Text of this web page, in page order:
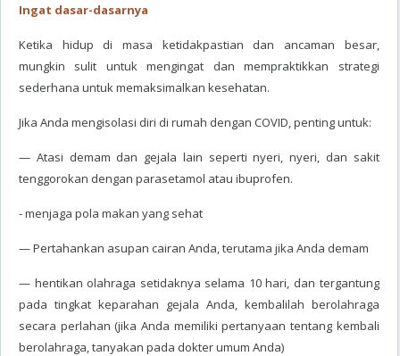
Ingat dasar-dasarnya
Ketika hidup di masa ketidakpastian dan ancaman besar,
mungkin sulit untuk mengingat dan mempraktikkan strategi
sederhana untuk memaksimalkan kesehatan.
Jika Anda mengisolasi diri di rumah dengan COVID, penting untuk:
— Atasi demam dan gejala lain seperti nyeri, nyeri, dan sakit
tenggorokan dengan parasetamol atau ibuprofen.
- menjaga pola makan yang sehat
— Pertahankan asupan cairan Anda, terutama jika Anda demam
— hentikan olahraga setidaknya selama 10 hari, dan tergantung
pada tingkat keparahan gejala Anda, kembalilah berolahraga
secara perlahan (jika Anda memiliki pertanyaan tentang kembali
berolahraga, tanyakan pada dokter umum Anda)